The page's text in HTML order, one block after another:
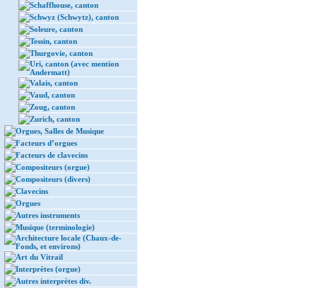
Schaffhouse, canton
Schwyz (Schwytz), canton
Soleure, canton
Tessin, canton
Thurgovie, canton
Uri, canton (avec mention
Andermatt)
Valais, canton
Vaud, canton
Zoug, canton
Zurich, canton
Orgues, Salles de Musique
Facteurs d’orgues
Facteurs de clavecins
Compositeurs (orgue)
Compositeurs (divers)
Clavecins
Orgues
Autres instruments
Musique (terminologie)
Architecture locale (Chaux-de-
Fonds, et environs)
Art du Vitrail
Interprètes (orgue)
Autres interprètes div.